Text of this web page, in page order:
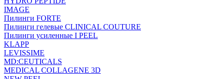
IMAGE
Пилинги FORTE
Пилинги гелевые CLINICAL COUTURE
Пилинги усиленные I PEEL
KLAPP
LEVISSIME
MD:CEUTICALS
MEDICAL COLLAGENE 3D